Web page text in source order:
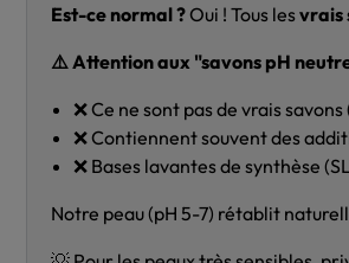
Est-ce normal ?Oui ! Tous lesvrais
⚠️ Attention aux "savons pH
❌ Ce ne sont pas de vrais
❌ Contiennent souvent des
❌ Bases lavantes de synthèse
Notre peau (pH 5-7) rétablit